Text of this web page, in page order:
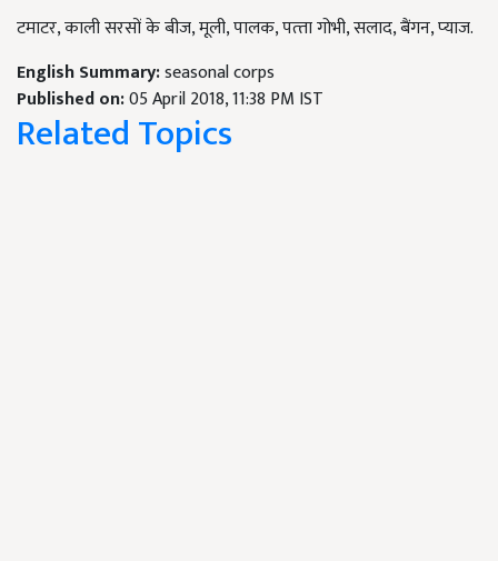
टमाटर, काली सरसों के बीज, मूली, पालक, पत्‍ता गोभी, सलाद, बैंगन, प्‍याज.
English Summary:seasonal corps
Published on:05 April 2018, 11:38 PM IST
Related Topics